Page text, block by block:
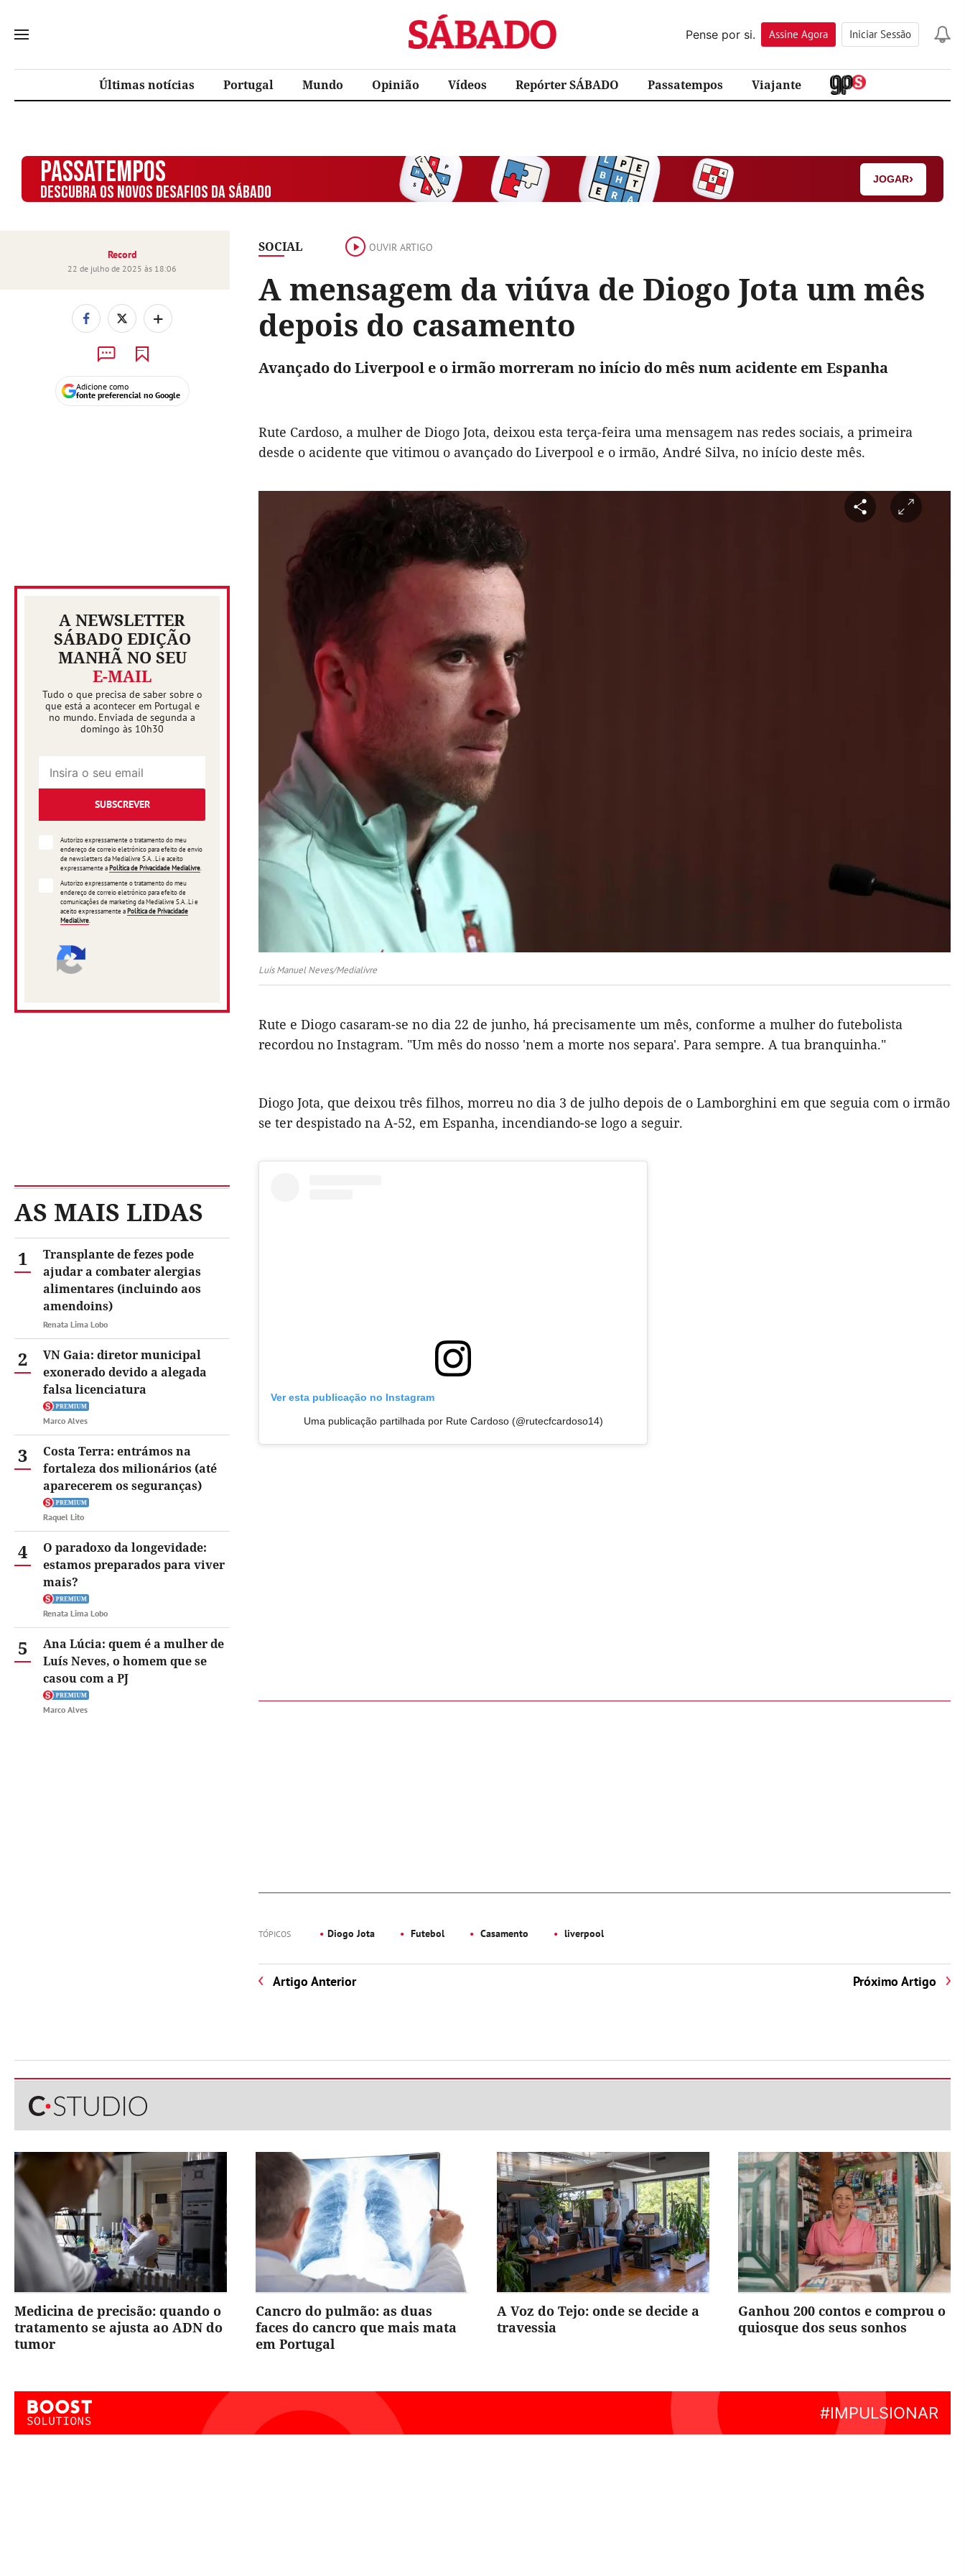
Sábado
Pense por si.
Assine Agora Iniciar Sessão
Últimas notícias Portugal Mundo Opinião Vídeos Repórter SÁBADO Passatempos Viajante
PASSATEMPOS
DESCUBRA OS NOVOS DESAFIOS DA SÁBADO
JOGAR›
SOCIAL OUVIR ARTIGO
A mensagem da viúva de Diogo Jota um mês
depois do casamento
Record
22 de julho de 2025 às 18:06
+
Adicione como
fonte preferencial no Google
A NEWSLETTER
SÁBADO EDIÇÃO
MANHÃ NO SEU
E-MAIL
Tudo o que precisa de saber sobre o
que está a acontecer em Portugal e
no mundo. Enviada de segunda a
domingo às 10h30
SUBSCREVER
Autorizo expressamente o tratamento do meu
endereço de correio eletrónico para efeito de envio
de newsletters da Medialivre S.A.. Li e aceito
expressamente aPolítica de Privacidade Medialivre
Autorizo expressamente o tratamento do meu
endereço de correio eletrónico para efeito de
comunicações de marketing da Medialivre S.A..Li e
aceito expressamente aPolítica de Privacidade
Medialivre
AS MAIS LIDAS
1
Transplante de fezes pode
ajudar a combater alergias
alimentares (incluindo aos
amendoins)
Renata Lima Lobo
2
VN Gaia: diretor municipal
exonerado devido a alegada
falsa licenciatura
Marco Alves
3
Costa Terra: entrámos na
fortaleza dos milionários (até
aparecerem os seguranças)
Raquel Lito
4
O paradoxo da longevidade:
estamos preparados para viver
mais?
Renata Lima Lobo
5
Ana Lúcia: quem é a mulher de
Luís Neves, o homem que se
casou com a PJ
Marco Alves
Avançado do Liverpool e o irmão morreram no início do mês num acidente em Espanha
Rute Cardoso, a mulher de Diogo Jota, deixou esta terça-feira uma mensagem nas redes sociais, a primeira
desde o acidente que vitimou o avançado do Liverpool e o irmão, André Silva, no início deste mês.
Luís Manuel Neves/Medialivre
Rute e Diogo casaram-se no dia 22 de junho, há precisamente um mês, conforme a mulher do futebolista
recordou no Instagram. "Um mês do nosso 'nem a morte nos separa'. Para sempre. A tua branquinha."
Diogo Jota, que deixou três filhos, morreu no dia 3 de julho depois de o Lamborghini em que seguia com o irmão
se ter despistado na A-52, em Espanha, incendiando-se logo a seguir.
Ver esta publicação no Instagram
Uma publicação partilhada por Rute Cardoso (@rutecfcardoso14)
TÓPICOS Diogo Jota Futebol Casamento liverpool
Artigo Anterior Próximo Artigo
Medicina de precisão: quando o
tratamento se ajusta ao ADN do
tumor
Cancro do pulmão: as duas
faces do cancro que mais mata
em Portugal
A Voz do Tejo: onde se decide a
travessia
Ganhou 200 contos e comprou o
quiosque dos seus sonhos